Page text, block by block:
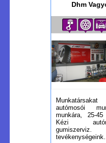
Dhm
autómosói
munkára, 25-
Kézi